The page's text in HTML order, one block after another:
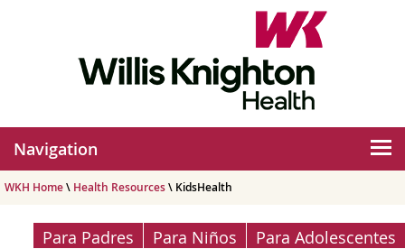
Navigation
WKH Home\ Health Resources\ KidsHealth
Para Padres Para Niños Para Adolescentes